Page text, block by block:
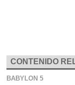
CONTENIDO
BABYLON 5